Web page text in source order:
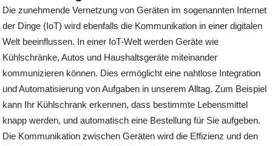
Die zunehmende Vernetzung von Geräten im sogenannten Internet
der Dinge (IoT) wird ebenfalls die Kommunikation in einer digitalen
Welt beeinflussen. In einer IoT-Welt werden Geräte wie
Kühlschränke, Autos und Haushaltsgeräte miteinander
kommunizieren können. Dies ermöglicht eine nahtlose Integration
und Automatisierung von Aufgaben in unserem Alltag. Zum Beispiel
kann Ihr Kühlschrank erkennen, dass bestimmte Lebensmittel
knapp werden, und automatisch eine Bestellung für Sie aufgeben.
Die Kommunikation zwischen Geräten wird die Effizienz und den